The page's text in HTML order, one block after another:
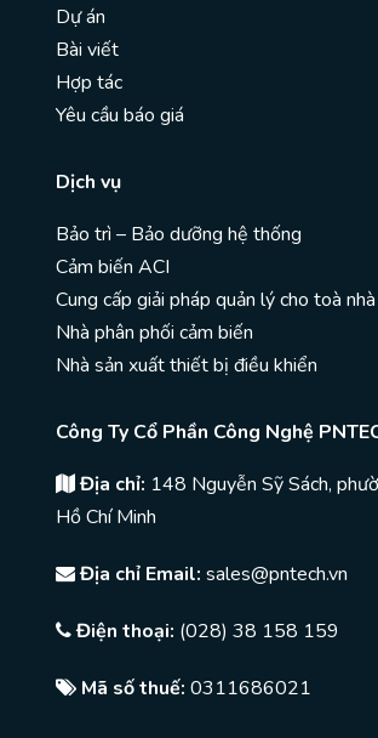
Dự án
Bài viết
Hợp tác
Yêu cầu báo giá
Dịch vụ
Bảo trì – Bảo dưỡng hệ thống
Cảm biến ACI
Cung cấp giải pháp quản lý cho toà
Nhà phân phối cảm biến
Nhà sản xuất thiết bị điều khiển
Công Ty Cổ Phần Công Nghệ
Địa chỉ: 148 Nguyễn Sỹ Sách,
Hồ Chí Minh
Địa chỉ Email: sales@pntech.vn
Điện thoại: (028) 38 158 159
Mã số thuế: 0311686021